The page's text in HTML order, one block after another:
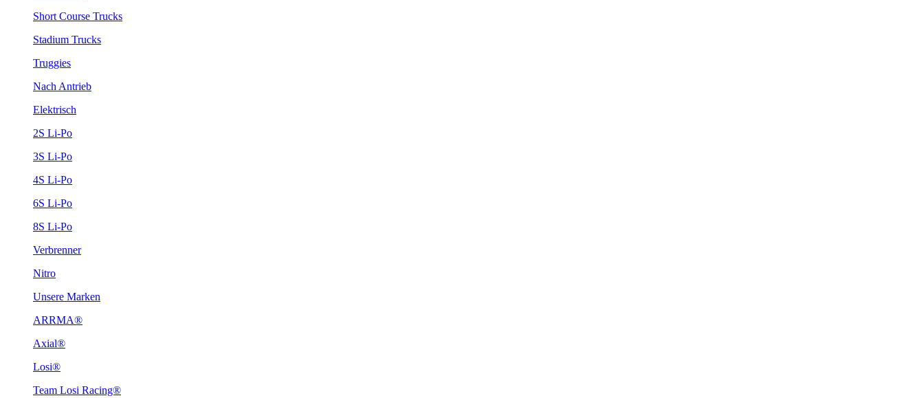
Short Course Trucks
Stadium Trucks
Truggies
Nach Antrieb
Elektrisch
2S Li-Po
3S Li-Po
4S Li-Po
6S Li-Po
8S Li-Po
Verbrenner
Nitro
Unsere Marken
ARRMA®
Axial®
Losi®
Team Losi Racing®